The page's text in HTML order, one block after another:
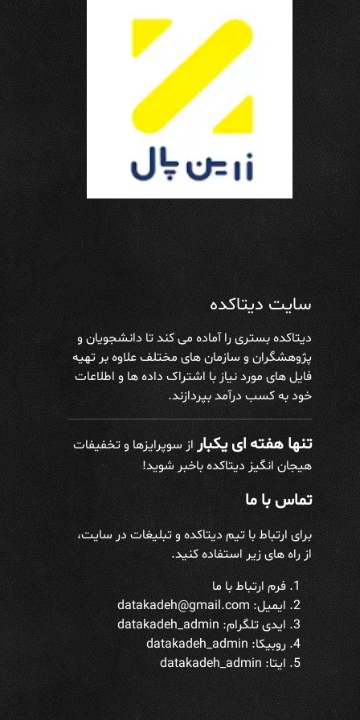
سایت دیتاکده
دیتاکده بستری را آماده می کند تا دانشجویان و
پژوهشگران و سازمان های مختلف علاوه بر تهیه
فایل های مورد نیاز با اشتراک داده ها و اطلاعات
خود به کسب درآمد بپردازند.
تنها هفته ای یکباراز سوپرایزها و تخفیفات
هیجان انگیز دیتاکده باخبر شوید!
تماس با ما
برای ارتباط با تیم دیتاکده و تبلیغات در سایت،
از راه های زیر استفاده کنید.
فرم ارتباط با ما
ایمیل: datakadeh@gmail.com
ایدی تلگرام:datakadeh_admin
روبیکا: datakadeh_admin
ایتا: datakadeh_admin